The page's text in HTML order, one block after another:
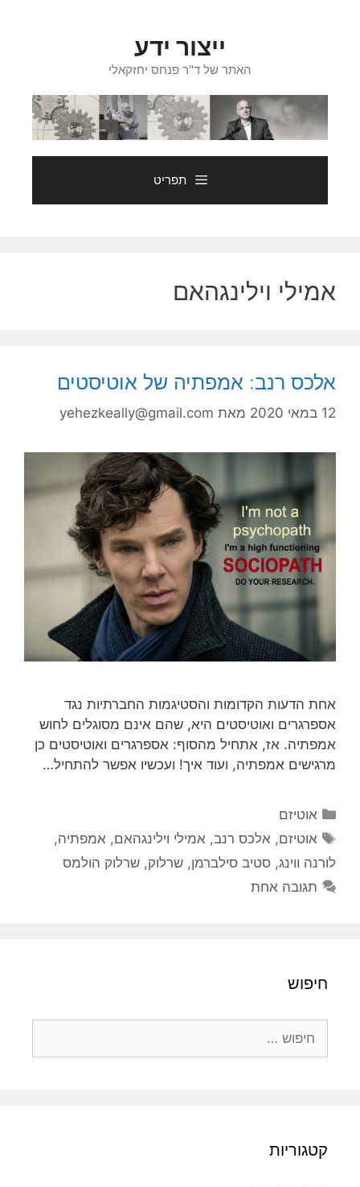
ייצור ידע
האתר של ד"ר פנחס יחזקאלי
תפריט
אמילי וילינגהאם
אלכס רנב: אמפתיה של אוטיסטים
12 במאי 2020 מאת yehezkeally@gmail.com
אחת הדעות הקדומות והסטיגמות החברתיות נגד
אספרגרים ואוטיסטים היא, שהם אינם מסוגלים לחוש
אמפתיה. אז, אתחיל מהסוף: אספרגרים ואוטיסטים כן
מרגישים אמפתיה, ועוד איך! ועכשיו אפשר להתחיל…
קטגוריות
אוטיזם
תגיות
אוטיזם, אלכס רנב, אמילי וילינגהאם, אמפתיה,
לורנה ווינג, סטיב סילברמן, שרלוק, שרלוק הולמס
תגובה אחת
חיפוש
קטגוריות